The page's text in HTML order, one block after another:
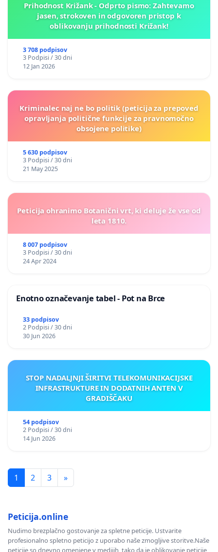
Prihodnost Križank - Odprto pismo: Zahtevamo
jasen, strokoven in odgovoren pristop k
oblikovanju prihodnosti Križank!
3 708 podpisov
3 Podpisi / 30 dni
12 Jan 2026
Kriminalec naj ne bo politik (peticija za prepoved
opravljanja politične funkcije za pravnomočno
obsojene politike)
5 630 podpisov
3 Podpisi / 30 dni
21 May 2025
Peticija ohranimo Botanični vrt, ki deluje že vse od
leta 1810.
8 007 podpisov
3 Podpisi / 30 dni
24 Apr 2024
Enotno označevanje tabel - Pot na Brce
33 podpisov
2 Podpisi / 30 dni
30 Jun 2026
STOP NADALJNJI ŠIRITVI TELEKOMUNIKACIJSKE
INFRASTRUKTURE IN DODATNIH ANTEN V
GRADIŠČAKU
54 podpisov
2 Podpisi / 30 dni
14 Jun 2026
1 2 3 »
Peticija.online
Nudimo brezplačno gostovanje za spletne peticije. Ustvarite
profesionalno spletno peticijo z uporabo naše zmogljive storitve.Naše
peticije so dnevno omenjene v medijih, tako da je oblikovanje peticije